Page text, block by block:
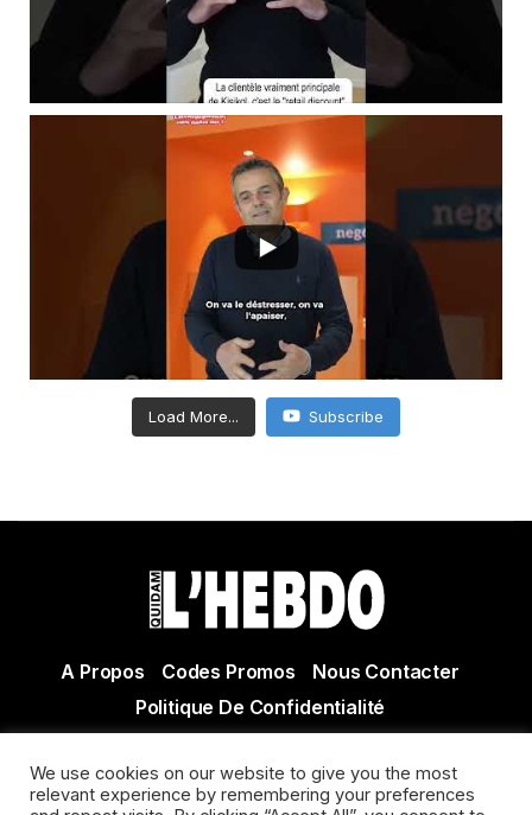
Load More... Subscribe
A Propos Codes Promos
Nous Contacter
Politique De Confidentialité
Actualité Agen - Actualité en lot et Garonne - Actualité
We use cookies on our website to give you the most
relevant experience by remembering your preferences